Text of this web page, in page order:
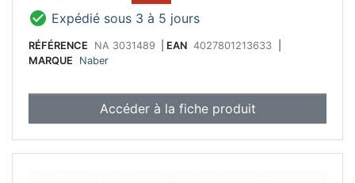
 Expédié sous 3 à 5 jours
RÉFÉRENCE NA 3031489 EAN 4027801213633
MARQUE
Naber
Accéder à la fiche produit